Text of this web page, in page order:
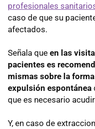
profesionales
caso de que su
afectados.
Señala que en las
pacientes es
mismas sobre la
expulsión espontánea
que es necesario
Y, en caso de